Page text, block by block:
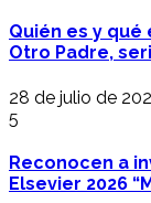
Quién es y qué
Otro Padre,
28 de julio de
5
Reconocen a
Elsevier 2026